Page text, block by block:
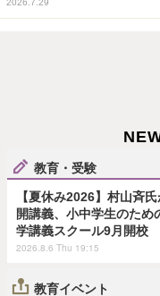
2026.7.29
教育・受験
【夏休み2026】村山斉
開講義、小中学生のため
学講義スクール9月開校
2026.8.6 Thu 19:15
教育イベント